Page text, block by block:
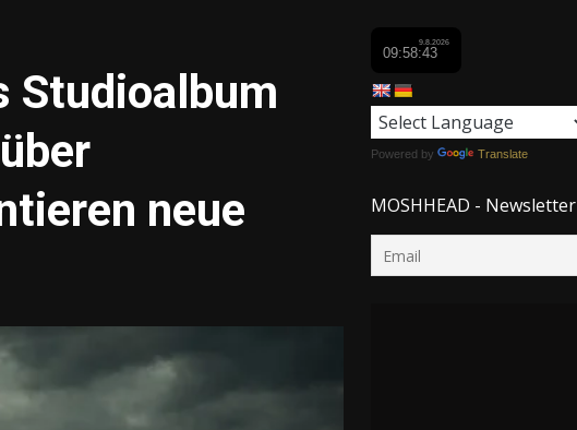
Studioalbum
neue
Powered by Translate
MOSHHEAD - Newsletter